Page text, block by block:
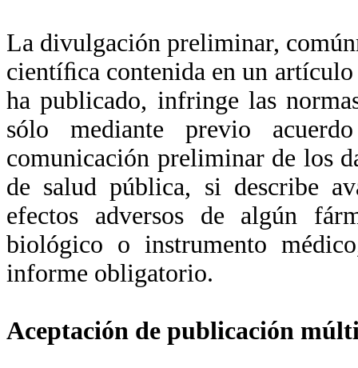
La divulgación preliminar,
cientíﬁca contenida en un artículo
ha publicado, infringe las
sólo mediante previo
comunicación preliminar de los
de salud pública, si describe
efectos adversos de algún
biológico o instrumento
informe obligatorio.
Aceptación de publicación